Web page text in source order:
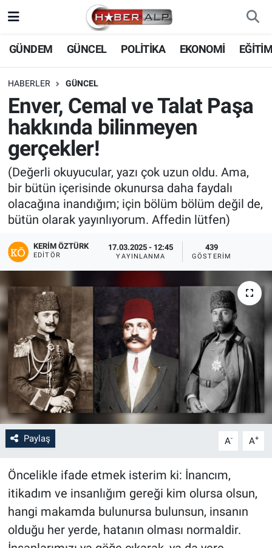
GÜNDEM GÜNCEL POLİTİKA EKONOMİ
HABERLER GÜNCEL
Enver, Cemal ve Talat Paşa
hakkında bilinmeyen
gerçekler!
(Değerli okuyucular, yazı çok uzun oldu. Ama,
bir bütün içerisinde okunursa daha faydalı
olacağına inandığım; için bölüm bölüm değil de,
bütün olarak yayınlıyorum. Affedin lütfen)
KERIM ÖZTÜRK
EDITÖR
17.03.2025 - 12:45
YAYINLANMA
439
GÖSTERIM
Paylaş A- A+
Öncelikle ifade etmek isterim ki: İnancım,
itikadım ve insanlığım gereği kim olursa olsun,
hangi makamda bulunursa bulunsun, insanın
olduğu her yerde, hatanın olması normaldir.
Nöbetçi Eczaneler
Hava Durumu
Trafik Durumu
Süper Lig Puan Durumu ve Fikstür
Tüm Manşetler
Son Dakika Haberleri